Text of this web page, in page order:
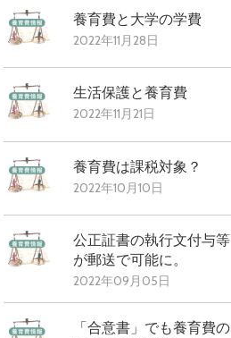
養育費と大学の学費
2022年11月28日
生活保護と養育費
2022年11月21日
養育費は課税対象？
2022年10月10日
公正証書の執行文付与等
が郵送で可能に。
2022年09月05日
「合意書」でも養育費の